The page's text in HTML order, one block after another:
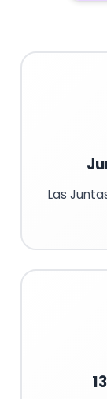
Las